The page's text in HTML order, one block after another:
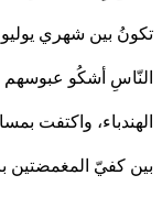
بين شهري يوليو
أشكُو عبوسهم
واكتفت
كفيّ المغمضتين